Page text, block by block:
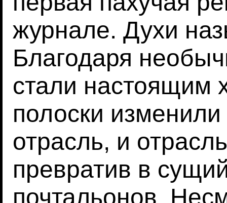
журнале. Духи
Благодаря
стали настоящим
полоски
отрасль, и
превратив в
почтальонов.